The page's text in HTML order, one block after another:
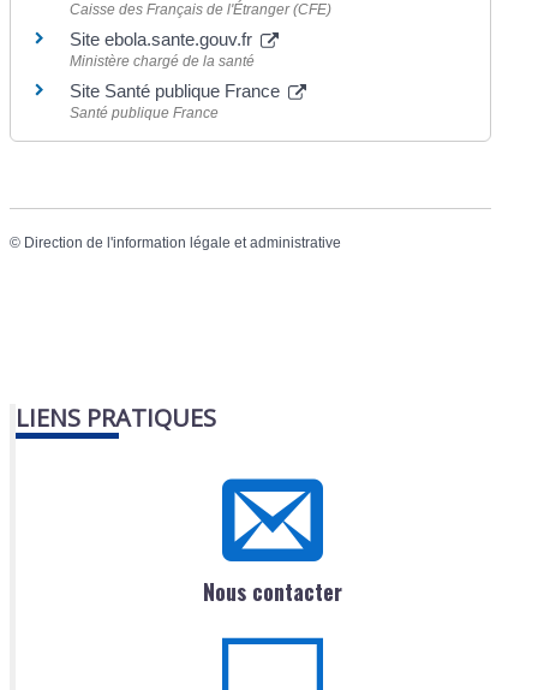
Caisse des Français de l'Étranger (CFE)
Site ebola.sante.gouv.fr
Ministère chargé de la santé
Site Santé publique France
Santé publique France
© Direction de l'information légale et administrative
LIENS PRATIQUES
Nous contacter